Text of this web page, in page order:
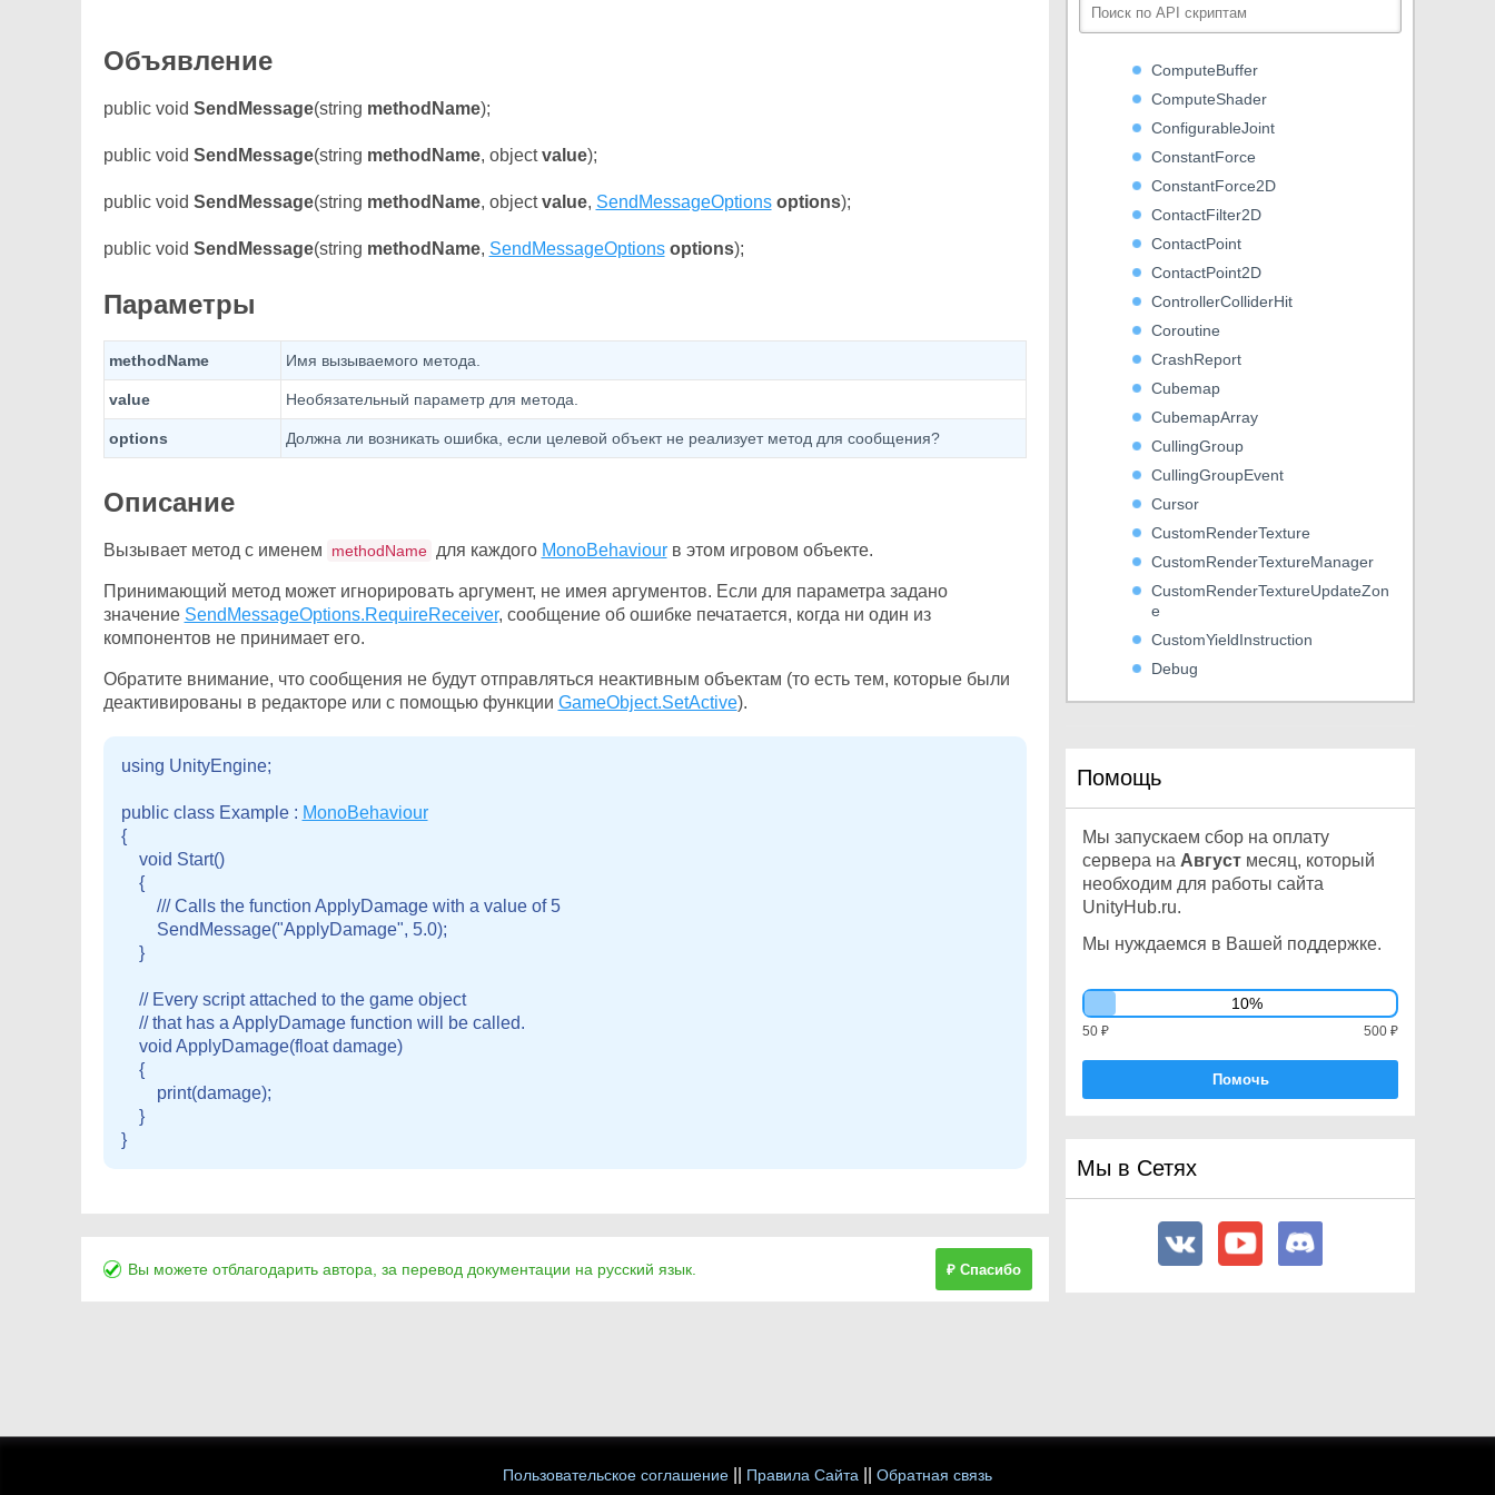
Объявление
public void SendMessage(string methodName);
public void SendMessage(string methodName, objectvalue);
public void SendMessage(string methodName, objectvalue, SendMessageOptions options);
public void SendMessage(string methodName, SendMessageOptions options);
Параметры
methodName Имя вызываемого метода.
value Необязательный параметр для метода.
options Должна ли возникать ошибка, если целевой объект не реализует метод для сообщения?
Описание
Вызывает метод с именем methodName для каждого MonoBehaviourв этом игровом объекте.
Принимающий метод может игнорировать аргумент, не имея аргументов. Если для параметра задано
значение SendMessageOptions.RequireReceiver, сообщение об ошибке печатается, когда ни один из
компонентов не принимает его.
Обратите внимание, что сообщения не будут отправляться неактивным объектам (то есть тем, которые были
деактивированы в редакторе или с помощью функции GameObject.SetActive).
using UnityEngine;
public class Example : MonoBehaviour
{
    void Start()
    {
        /// Calls the function ApplyDamage with a value of 5
        SendMessage("ApplyDamage", 5.0);
    }
    // Every script attached to the game object
    // that has a ApplyDamage function will be called.
    void ApplyDamage(float damage)
    {
        print(damage);
    }
}
Вы можете отблагодарить автора, за перевод документации на русский язык. ₽ Спасибо
Component
ComputeBuffer
ComputeShader
ConfigurableJoint
ConstantForce
ConstantForce2D
ContactFilter2D
ContactPoint
ContactPoint2D
ControllerColliderHit
Coroutine
CrashReport
Cubemap
CubemapArray
CullingGroup
CullingGroupEvent
Cursor
CustomRenderTexture
CustomRenderTextureManager
CustomRenderTextureUpdateZon
e
CustomYieldInstruction
Debug
DetailPrototype
DrivenRectTransformTracker
DynamicGI
EdgeCollider2D
Effector2D
Event
ExposedPropertyResolver
ExposedReference<T0>
FixedJoint
FlareLayer
FrameTiming
FrictionJoint2D
FrustumPlanes
Помощь
Мы запускаем сбор на оплату
сервера на Август месяц, который
необходим для работы сайта
UnityHub.ru.
Мы нуждаемся в Вашей поддержке.
10%
500 ₽
50 ₽
Помочь
Мы в Сетях
Пользовательское соглашение Правила Сайта Обратная связь